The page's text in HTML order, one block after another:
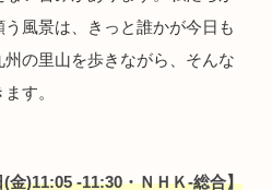
う風景は、きっと誰かが今日も
の里山を歩きながら、そんな
す。
金)11:05 -11:30・ＮＨＫ-総合】